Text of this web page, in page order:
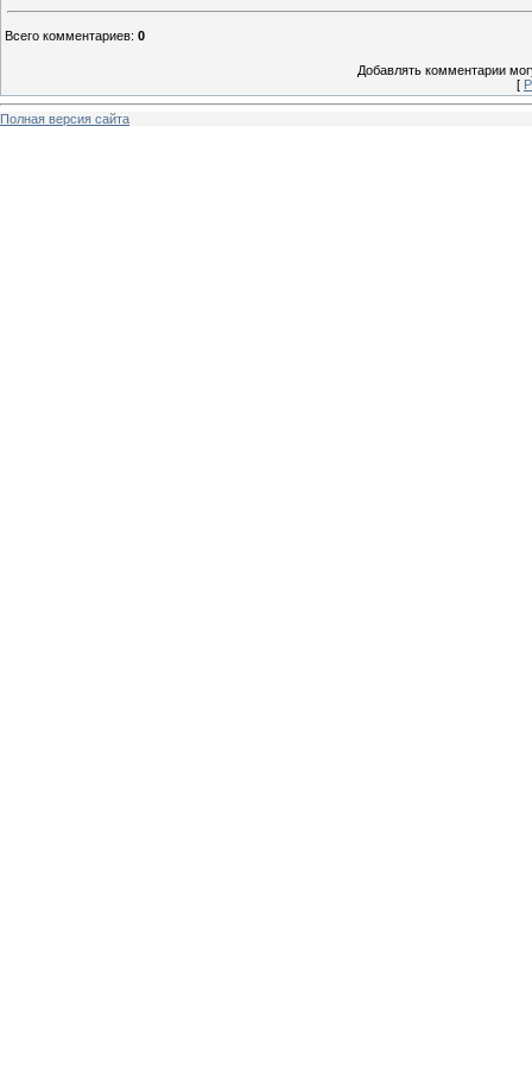
Всего комментариев: 0
Добавлять комментарии
[
Полная версия сайта